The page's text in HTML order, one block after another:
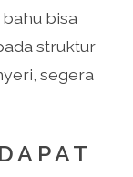
bahu bisa
struktur
segera